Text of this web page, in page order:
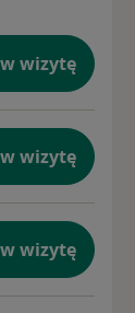
wizytę
wizytę
wizytę